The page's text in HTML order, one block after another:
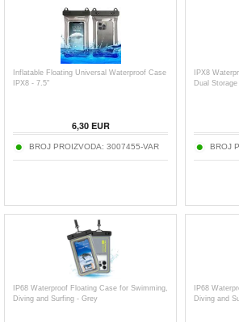
Inflatable Floating Universal Waterproof Case
IPX8 - 7.5"
6,30EUR
BROJ PROIZVODA: 3007455-VAR
IPX8
Dual
BROJ
IP68 Waterproof Floating Case for Swimming,
Diving and Surfing - Grey
IP68
Diving and